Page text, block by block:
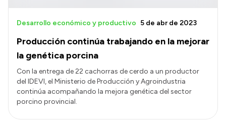
Producción continúa trabajando en la mejorar
la genética porcina
Desarrollo económico y productivo 5 de abr de 2023
Con la entrega de 22 cachorras de cerdo a un productor
del IDEVI, el Ministerio de Producción y Agroindustria
continúa acompañando la mejora genética del sector
porcino provincial.